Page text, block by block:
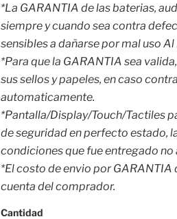
*La GARANTIA de las baterias,
siempre y cuando sea contra
sensibles a dañarse por mal uso Al
*Para que la GARANTIA sea
sus sellos y papeles, en caso
automaticamente.
*Pantalla/Display/Touch/Tactiles
de seguridad en perfecto estado,
condiciones que fue entregado
*El costo de envio por
cuenta del comprador.
Cantidad